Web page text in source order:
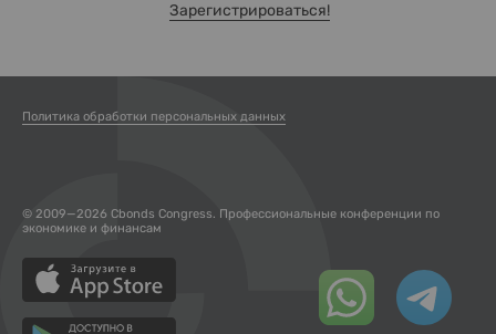
Зарегистрироваться!
Политика обработки персональных данных
© 2009—2026 Cbonds Congress. Профессиональные конференции по
экономике и финансам